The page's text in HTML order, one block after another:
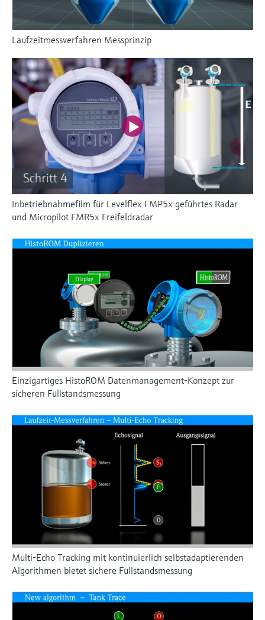
Laufzeitmessverfahren Messprinzip
Inbetriebnahmefilm für Levelflex FMP5x geführtes Radar
und Micropilot FMR5x Freifeldradar
Einzigartiges HistoROM Datenmanagement-Konzept zur
sicheren Füllstandsmessung
Multi-Echo Tracking mit kontinuierlich selbstadaptierenden
Algorithmen bietet sichere Füllstandsmessung